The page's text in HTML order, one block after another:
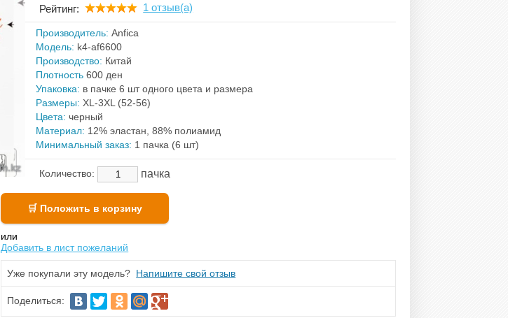
Рейтинг:
1 отзыв(а)
Производитель: Anfica
Модель: k4-af6600
Производство: Китай
Плотность 600 ден
Упаковка: в пачке 6 шт одного цвета и размера
Размеры: XL-3XL (52-56)
Цвета: черный
Материал: 12% эластан, 88% полиамид
Минимальный заказ: 1 пачка (6 шт)
Количество: пачка
или
Добавить в лист пожеланий
Уже покупали эту модель? Напишите свой отзыв
Поделиться: